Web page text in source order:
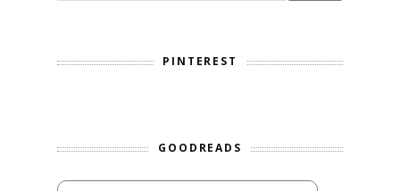
PINTEREST
GOODREADS